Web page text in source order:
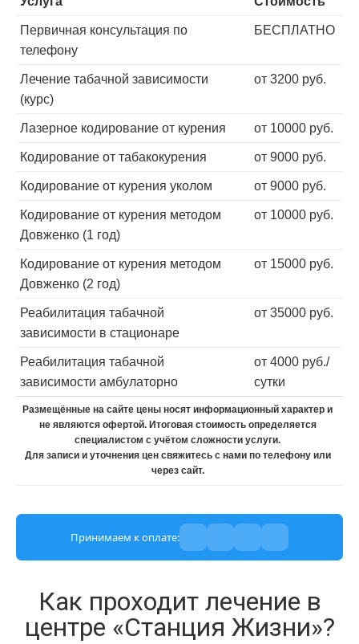
Первичная консультация по
телефону
БЕСПЛАТНО
Лечение табачной зависимости
(курс)
от 3200 руб.
Лазерное кодирование от курения от 10000 руб.
Кодирование от табакокурения от 9000 руб.
Кодирование от курения уколом от 9000 руб.
Кодирование от курения методом
Довженко (1 год)
от 10000 руб.
Кодирование от курения методом
Довженко (2 год)
от 15000 руб.
Реабилитация табачной
зависимости в стационаре
от 35000 руб.
Реабилитация табачной
зависимости амбулаторно
от 4000 руб./
сутки
Размещённые на сайте цены носят информационный характер и
не являются офертой. Итоговая стоимость определяется
специалистом с учётом сложности услуги.
Для записи и уточнения цен свяжитесь с нами по телефону или
через сайт.
Принимаем к оплате:
Как проходит лечение в
центре «Станция Жизни»?